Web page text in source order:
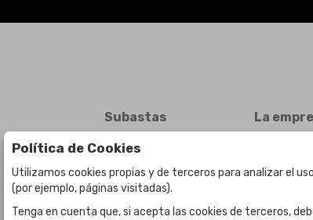
Subastas
Subasta en curso
Subastas anteriores
La
Contacto
Política de Cookies
Utilizamos cookies propias y de terceros para analizar el
(por ejemplo, páginas visitadas).
Tenga en cuenta que, si acepta las cookies de terceros,